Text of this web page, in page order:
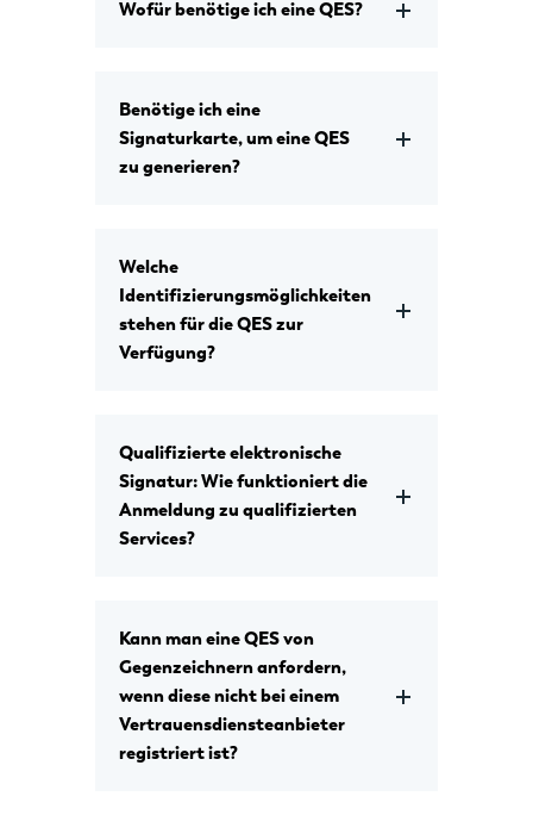
Wofür benötige ich eine QES?
Benötige ich eine
Signaturkarte, um eine QES
zu generieren?
Welche
Identifizierungsmöglichkeiten
stehen für die QES zur
Verfügung?
Qualifizierte elektronische
Signatur: Wie funktioniert die
Anmeldung zu qualifizierten
Services?
Kann man eine QES von
Gegenzeichnern anfordern,
wenn diese nicht bei einem
Vertrauensdiensteanbieter
registriert ist?